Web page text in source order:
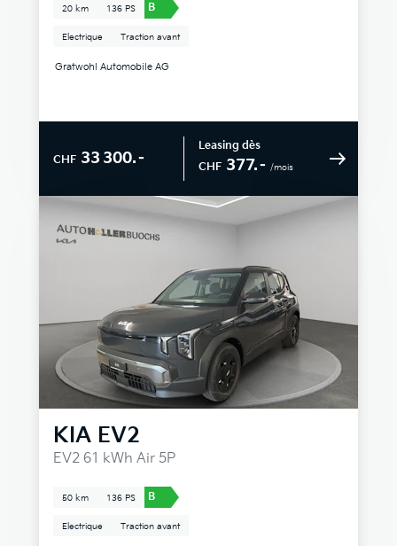
20 km 136 PS B
Electrique Traction avant
Gratwohl Automobile AG
CHF 33 300.–
Leasing dès
CHF 377.– /mois
KIA EV2
EV2 61 kWh Air 5P
50 km 136 PS B
Electrique Traction avant